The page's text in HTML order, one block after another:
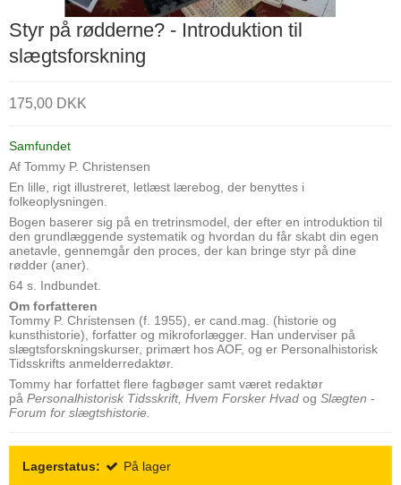
Styr på rødderne? - Introduktion til
slægtsforskning
175,00 DKK
Samfundet
Af Tommy P. Christensen
En lille, rigt illustreret, letlæst lærebog, der benyttes i
folkeoplysningen.
Bogen baserer sig på en tretrinsmodel, der efter en introduktion til
den grundlæggende systematik og hvordan du får skabt din egen
anetavle, gennemgår den proces, der kan bringe styr på dine
rødder (aner).
64 s. Indbundet.
Om forfatteren
Tommy P. Christensen (f. 1955), er cand.mag. (historie og
kunsthistorie), forfatter og mikroforlægger. Han underviser på
slægtsforskningskurser, primært hos AOF, og er Personalhistorisk
Tidsskrifts anmelderredaktør.
Tommy har forfattet flere fagbøger samt været redaktør
på Personalhistorisk Tidsskrift, Hvem Forsker Hvad og Slægten -
Forum for slægtshistorie.
Lagerstatus: På lager